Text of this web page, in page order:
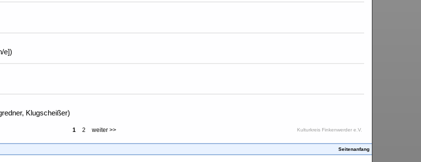
e])
Klugscheißer)
1 2 weiter >> Kulturkreis Finkenwerder e.V.
Seitenanfang